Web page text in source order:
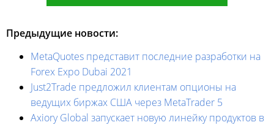
Предыдущие новости:
MetaQuotes представит последние разработки на
Forex Expo Dubai 2021
Just2Trade предложил клиентам опционы на
ведущих биржах США через MetaTrader 5
Axiory Global запускает новую линейку продуктов в